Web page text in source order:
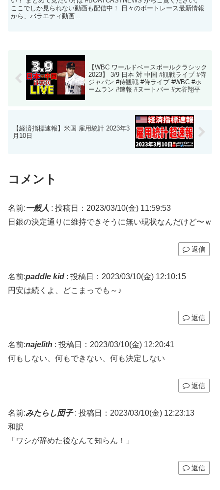
ここでしか見られない動画も配信中！ 日々のボートレース最新情報
から、バラエティ動画...
【WBC ワールドベースボールクラシック
2023】 3/9 日本 対 中国 #観戦ライブ #侍
ジャパン #侍観戦 #侍ライブ #WBC #ホ
ームラン #速報 #ヌートバー #大谷翔平
【経済指標速報】米国 雇用統計 2023年3
月10日
コメント
名前:一般人 : 投稿日：2023/03/10(金) 11:59:53
日銀の決定通りに維持できそうに無い現状なんだけど〜ｗ
返信
名前:paddle kid : 投稿日：2023/03/10(金) 12:10:15
円安は続くよ、どこまっでも～♪
返信
名前:najelith : 投稿日：2023/03/10(金) 12:20:41
何もしない、何もできない、何も決定しない
返信
名前:みたらし団子: 投稿日：2023/03/10(金) 12:23:13
和訳
「ワシが辞めた後なんて知らん！」
返信